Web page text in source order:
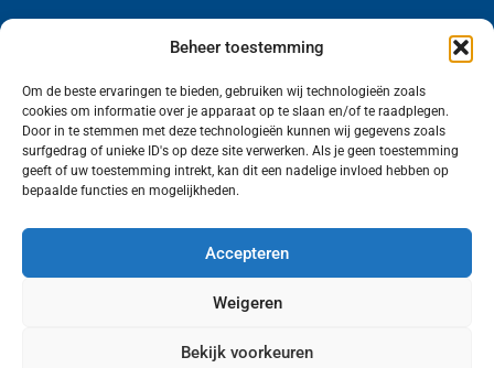
Beheer toestemming
Om de beste ervaringen te bieden, gebruiken wij technologieën zoals
cookies om informatie over je apparaat op te slaan en/of te raadplegen.
Door in te stemmen met deze technologieën kunnen wij gegevens zoals
surfgedrag of unieke ID's op deze site verwerken. Als je geen toestemming
geeft of uw toestemming intrekt, kan dit een nadelige invloed hebben op
bepaalde functies en mogelijkheden.
Accepteren
Weigeren
Bekijk voorkeuren
Volg ons (hierboven) op social media!
Wij van FranekerActueel.nl verzorgen het nieuws